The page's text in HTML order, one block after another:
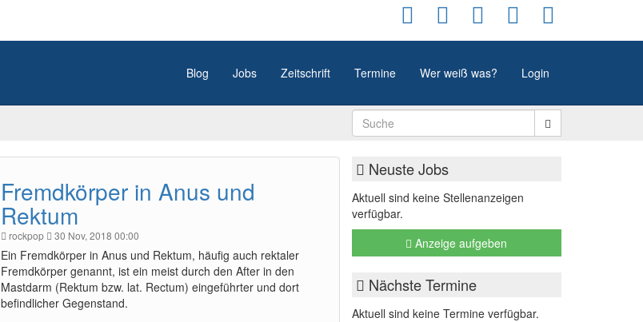
Blog Jobs Zeitschrift Termine Wer weiß was? Login
Fremdkörper in Anus und
Rektum
rockpop 30 Nov, 2018 00:00
Ein Fremdkörper in Anus und Rektum, häufig auch rektaler
Fremdkörper genannt, ist ein meist durch den After in den
Mastdarm (Rektum bzw. lat. Rectum) eingeführter und dort
befindlicher Gegenstand.
Neuste Jobs
Aktuell sind keine Stellenanzeigen
verfügbar.
Anzeige aufgeben
Nächste Termine
Aktuell sind keine Termine verfügbar.